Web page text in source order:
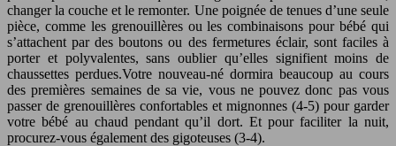
changer la couche et le remonter. Une poignée de tenues d’une seule
pièce, comme les grenouillères ou les combinaisons pour bébé qui
s’attachent par des boutons ou des fermetures éclair, sont faciles à
porter et polyvalentes, sans oublier qu’elles signifient moins de
chaussettes perdues.Votre nouveau-né dormira beaucoup au cours
des premières semaines de sa vie, vous ne pouvez donc pas vous
passer de grenouillères confortables et mignonnes (4-5) pour garder
votre bébé au chaud pendant qu’il dort. Et pour faciliter la nuit,
procurez-vous également des gigoteuses (3-4).